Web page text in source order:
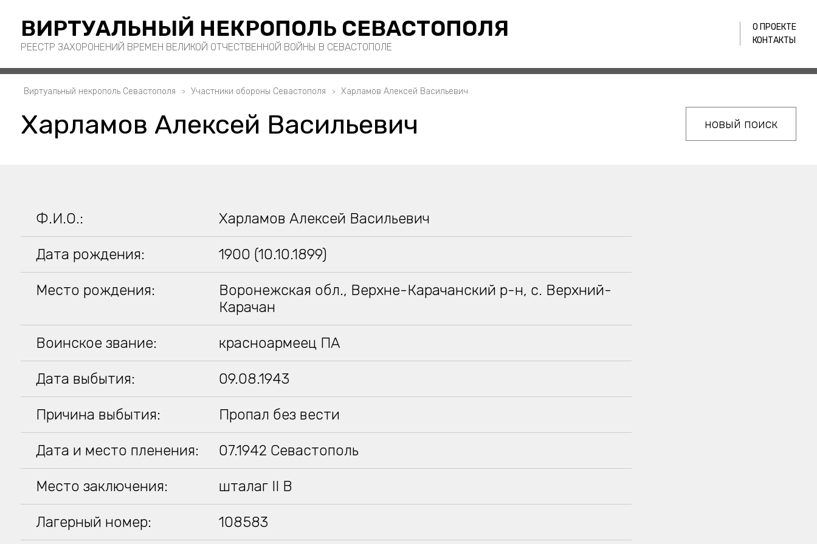
ВИРТУАЛЬНЫЙ НЕКРОПОЛЬ СЕВАСТОПОЛЯ
РЕЕСТР ЗАХОРОНЕНИЙ ВРЕМЕН ВЕЛИКОЙ ОТЧЕСТВЕННОЙ ВОЙНЫ В СЕВАСТОПОЛЕ
О ПРОЕКТЕ
КОНТАКТЫ
Виртуальный некрополь Севастополя Участники обороны Севастополя Харламов Алексей Васильевич
Харламов Алексей Васильевич новый поиск
Ф.И.О.: Харламов Алексей Васильевич
Дата рождения: 1900 (10.10.1899)
Место рождения:
Воронежская обл., Верхне-Карачанский р-н, с. Верхний-
Карачан
Воинское звание: красноармеец ПА
Дата выбытия: 09.08.1943
Причина выбытия: Пропал без вести
Дата и место пленения: 07.1942 Севастополь
Место заключения: шталаг II B
Лагерный номер: 108583